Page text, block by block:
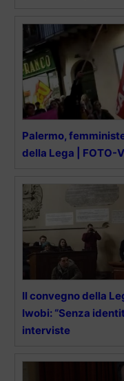
Palermo,
della Lega | FOTO-
Il convegno della
Iwobi: “Senza
interviste